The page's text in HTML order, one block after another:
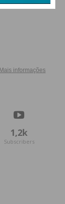
1,2k
Subscribers